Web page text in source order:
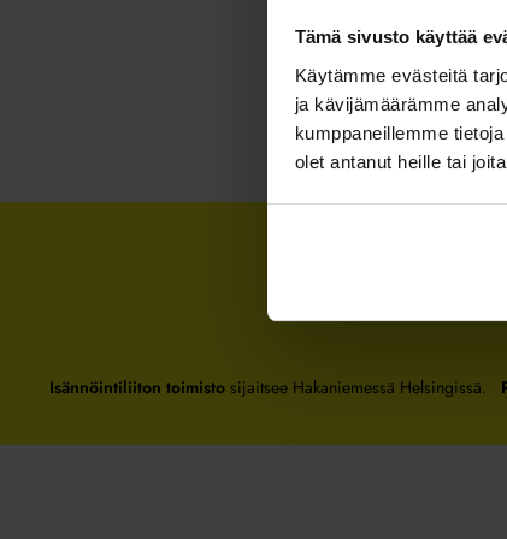
Tämä sivusto käyttää
Käytämme evästeitä
ja kävijämäärämme
kumppaneillemme
olet antanut heille tai
Isännöintiliiton toimistosijaitsee Hakaniemessä Helsingissä.